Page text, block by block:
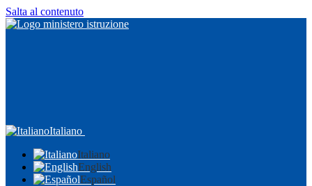
Salta al contenuto
Italiano
Italiano
English
Español